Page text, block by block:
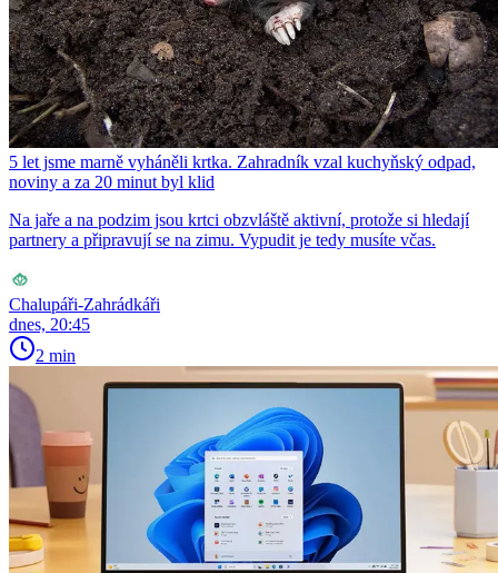
5 let jsme marně vyháněli krtka. Zahradník vzal kuchyňský odpad,
noviny a za 20 minut byl klid
Na jaře a na podzim jsou krtci obzvláště aktivní, protože si hledají
partnery a připravují se na zimu. Vypudit je tedy musíte včas.
Chalupáři-Zahrádkáři
dnes, 20:45
2 min